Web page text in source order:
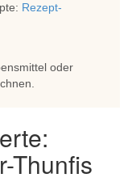
Rezept-
oder
Thunfis